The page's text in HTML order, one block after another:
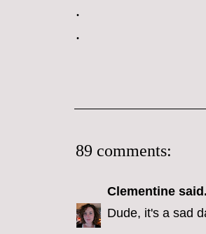
.
.
89 comments:
Clementine
Dude, it's a sad